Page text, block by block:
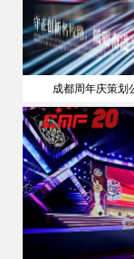
成都周年庆策划